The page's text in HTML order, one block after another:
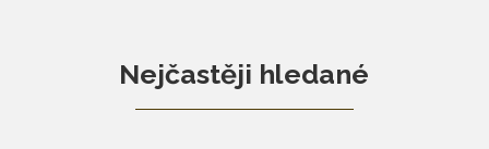
Nejčastěji hledané